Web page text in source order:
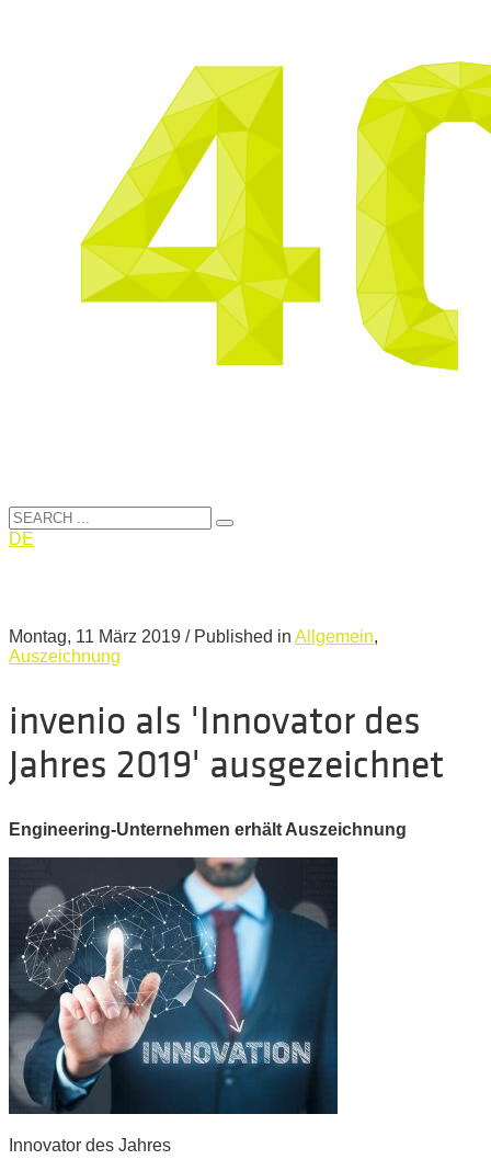
DE
Montag, 11 März 2019 / Published in Allgemein,
Auszeichnung
invenio als 'Innovator des
Jahres 2019' ausgezeichnet
Engineering-Unternehmen erhält Auszeichnung
Innovator des Jahres